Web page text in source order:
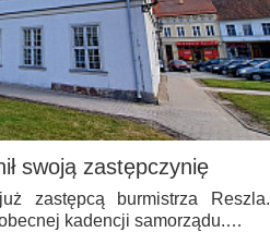
swoją zastępczynię
zastępcą burmistrza Reszla.
kadencji samorządu.…